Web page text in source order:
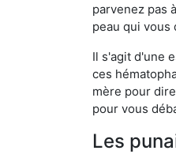
parvenez pas
peau qui vous
Il s'agit d'une
ces
mère pour
pour vous
Les